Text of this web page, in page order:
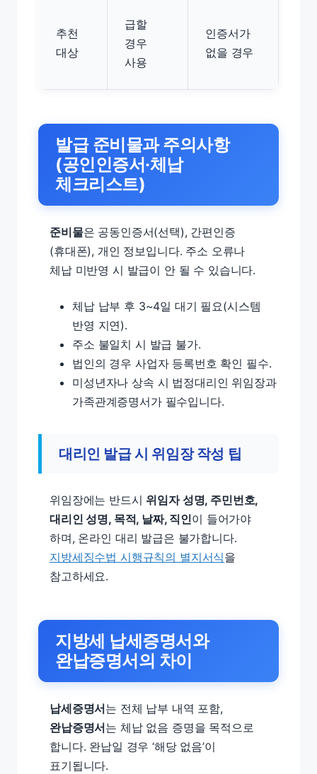
추천
대상
급할
경우
사용
인증서가
없을 경우
발급 준비물과 주의사항
(공인인증서·체납
체크리스트)
준비물은 공동인증서(선택), 간편인증
(휴대폰), 개인 정보입니다. 주소 오류나
체납 미반영 시 발급이 안 될 수 있습니다.
체납 납부 후 3~4일 대기 필요(시스템
반영 지연).
주소 불일치 시 발급 불가.
법인의 경우 사업자 등록번호 확인 필수.
미성년자나 상속 시 법정대리인 위임장과
가족관계증명서가 필수입니다.
대리인 발급 시 위임장 작성 팁
위임장에는 반드시 위임자 성명, 주민번호,
대리인 성명, 목적, 날짜, 직인이 들어가야
하며, 온라인 대리 발급은 불가합니다.
지방세징수법 시행규칙의 별지서식을
참고하세요.
지방세 납세증명서와
완납증명서의 차이
납세증명서는 전체 납부 내역 포함,
완납증명서는 체납 없음 증명을 목적으로
합니다. 완납일 경우 ‘해당 없음’이
표기됩니다.